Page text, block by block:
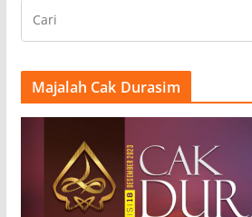
Majalah Cak Durasim